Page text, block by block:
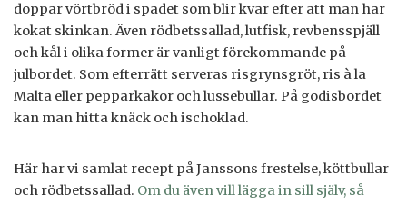
doppar vörtbröd i spadet som blir kvar efter att man har
kokat skinkan. Även rödbetssallad, lutfisk, revbensspjäll
och kål i olika former är vanligt förekommande på
julbordet. Som efterrätt serveras risgrynsgröt, ris à la
Malta eller pepparkakor och lussebullar. På godisbordet
kan man hitta knäck och ischoklad.
Här har vi samlat recept på Janssons frestelse, köttbullar
och rödbetssallad. Om du även vill lägga in sill själv, så